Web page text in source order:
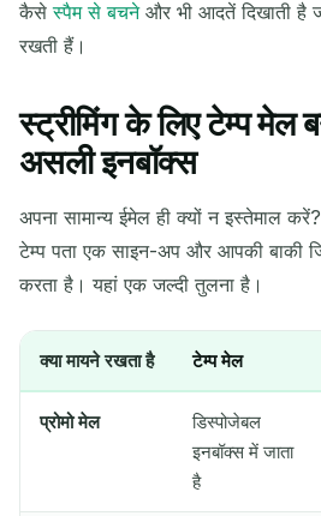
कैसेस्पैम से बचनेऔर भी आदतें दिखाती है
रखती हैं।
स्ट्रीमिंग के लिए टेम्प मेल
असली इनबॉक्स
अपना सामान्य ईमेल ही क्यों न इस्तेमाल
टेम्प पता एक साइन-अप और आपकी बाकी
करता है। यहां एक जल्दी तुलना है।
क्या मायने रखता है टेम्प मेल
प्रोमो मेल
डिस्पोजेबल
इनबॉक्स में जाता
है